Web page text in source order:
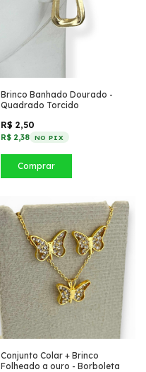
Brinco Banhado Dourado -
Quadrado Torcido
R$ 2,50
R$ 2,38 NO PIX
Comprar
Conjunto Colar + Brinco
Folheado a ouro - Borboleta